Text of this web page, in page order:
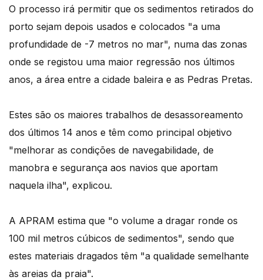
O processo irá permitir que os sedimentos retirados do
porto sejam depois usados e colocados "a uma
profundidade de -7 metros no mar", numa das zonas
onde se registou uma maior regressão nos últimos
anos, a área entre a cidade baleira e as Pedras Pretas.
Estes são os maiores trabalhos de desassoreamento
dos últimos 14 anos e têm como principal objetivo
"melhorar as condições de navegabilidade, de
manobra e segurança aos navios que aportam
naquela ilha", explicou.
A APRAM estima que "o volume a dragar ronde os
100 mil metros cúbicos de sedimentos", sendo que
estes materiais dragados têm "a qualidade semelhante
às areias da praia".